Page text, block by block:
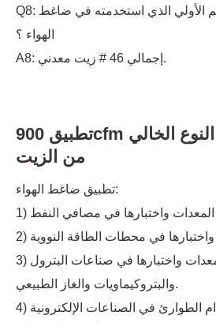
Q8: ما نوع زيت التشحيم الأولي الذي استخدمته في ضاغط
الهواء ؟
A8: إجمالي 46 # زيت معدني.
تطبيق 900cfm ضاغط هواء من النوع الخالي
من الزيت
تطبيق ضاغط الهواء:
3) صيانة المعدات واختبارها في صناعات البترول
والبتروكيماويات والغاز الطبيعي.
4) صيانة المعدات واستخدام الطوارئ في الصناعات الإلكترونية